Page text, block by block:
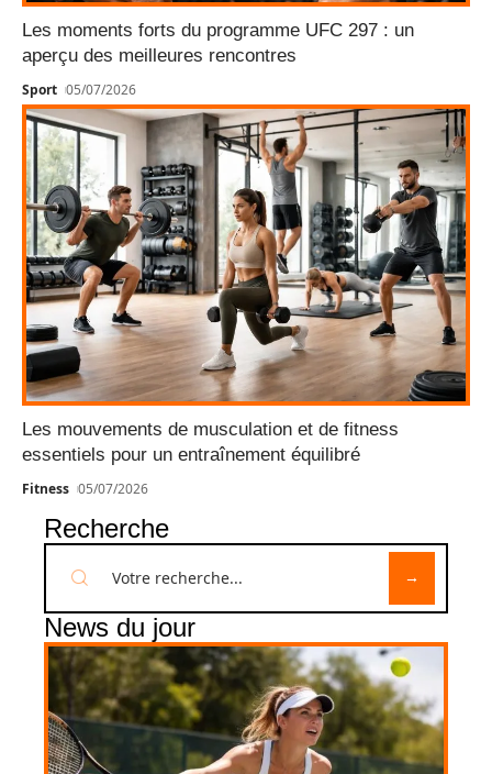
Les moments forts du programme UFC 297 : un
aperçu des meilleures rencontres
Sport 05/07/2026
Les mouvements de musculation et de fitness
essentiels pour un entraînement équilibré
Fitness 05/07/2026
Recherche
News du jour